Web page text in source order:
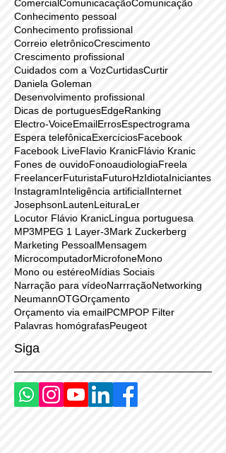
BiometriaBraunerCaixa de entrada
ComercialComunicacaçãoComunicação
Conhecimento pessoal
Conhecimento profissional
Correio eletrônicoCrescimento
Crescimento profissional
Cuidados com a VozCurtidasCurtir
Daniela Goleman
Desenvolvimento profissional
Dicas de portuguesEdgeRanking
Electro-VoiceEmailErrosEspectrograma
Espera telefônicaExercíciosFacebook
Facebook LiveFlavio KranicFlávio Kranic
Fones de ouvidoFonoaudiologiaFreela
FreelancerFuturistaFuturoHz
InstagramInteligência artificialInternet
Josephson LautenLeituraLer
Locutor Flávio KranicLíngua portuguesa
MP3MPEG 1 Layer-3Mark Zuckerberg
Marketing PessoalMensagem
MicrocomputadorMicrofoneMono
Mono ou estéreoMídias Sociais
Narração para vídeoNarrração Networking
NeumannOTGOrçamento
Palavras homógrafas
Siga